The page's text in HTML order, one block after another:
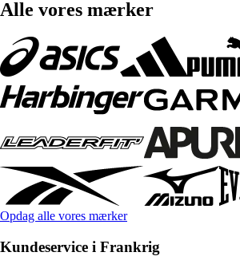
Alle vores mærker
Opdag alle vores mærker
Kundeservice i Frankrig